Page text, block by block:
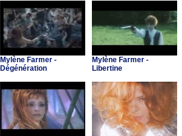
Mylène Farmer -
Dégénération
Mylène Farmer -
Libertine